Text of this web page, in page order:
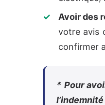
Avoir des
votre avis
confirmer
* Pour